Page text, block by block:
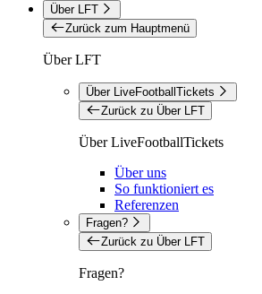
Über LFT
Zurück zum Hauptmenü
Über LFT
Über LiveFootballTickets
Zurück zu Über LFT
Über LiveFootballTickets
Über uns
So funktioniert es
Referenzen
Fragen?
Zurück zu Über LFT
Fragen?